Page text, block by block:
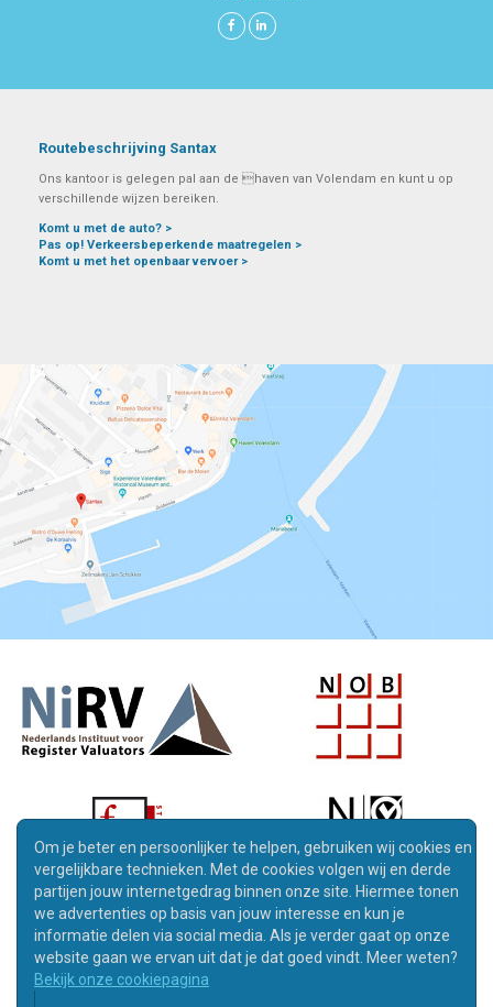
Routebeschrijving Santax
Ons kantoor is gelegen pal aan de haven van Volendam en kunt u op
verschillende wijzen bereiken.
Komt u met de auto? >
Pas op! Verkeersbeperkende maatregelen >
Komt u met het openbaar vervoer >
Om je beter en persoonlijker te helpen, gebruiken wij cookies en
vergelijkbare technieken. Met de cookies volgen wij en derde
partijen jouw internetgedrag binnen onze site. Hiermee tonen
we advertenties op basis van jouw interesse en kun je
informatie delen via social media. Als je verder gaat op onze
website gaan we ervan uit dat je dat goed vindt. Meer weten?
Bekijk onze cookiepagina